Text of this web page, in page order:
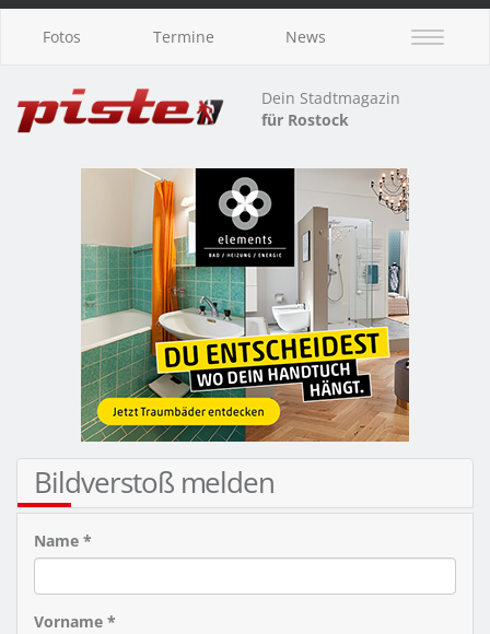
Fotos Termine News
Dein Stadtmagazin
für Rostock
Bildverstoß melden
Name *
Vorname *